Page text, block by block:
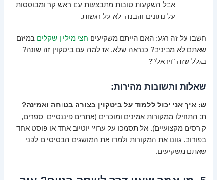
אבל השקעות טובות מתבצעות עם ראש קר ומבוססות
על נתונים והבנה, לא על רגשות.
חשבו על זה רגע: האם הייתם משקיעים חצי מיליון שקלים במיזם
שאתם לא מבינים? כנראה שלא. אז למה עם ביטקוין זה שונה?
בגלל שזה "ויראלי"?
שאלות ותשובות מהירות:
ש: איך אני יכול ללמוד על ביטקוין בצורה בטוחה ואמינה?
ת: התחילו ממקורות אמינים ומוכרים (אתרים פיננסיים, ספרים,
קורסים מקצועיים). אל תסמכו על ערוץ יוטיוב אחד או פוסט אחד
בפורום. גוונו את המקורות ולמדו את המושגים הבסיסיים לפני
שאתם משקיעים.